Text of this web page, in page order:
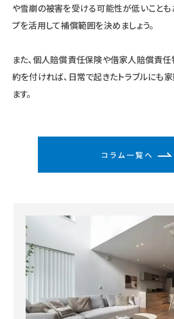
や雪崩の被害を受ける可能性が低いことも
プを活用して補償範囲を決めましょう。
また、個人賠償責任保険や借家人賠償責
約を付ければ、日常で起きたトラブルにも
ます。
コラム一覧へ